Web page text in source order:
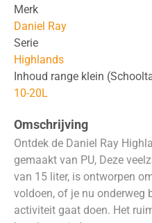
Merk
Daniel Ray
Serie
Highlands
Inhoud range klein
10-20L
Omschrijving
Ontdek de Daniel Ray
gemaakt van PU, Deze
van 15 liter, is ontworpen
voldoen, of je nu onderweg
activiteit gaat doen. Het